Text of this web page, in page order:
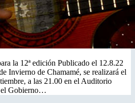
la 12ª edición Publicado el 12.8.22
Invierno de Chamamé, se realizará el
a las 21.00 en el Auditorio
el Gobierno…